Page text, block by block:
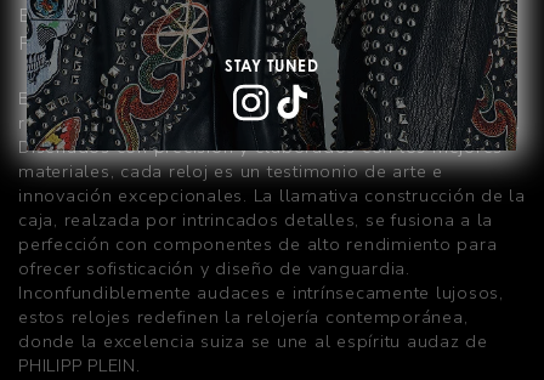
STAY TUNED
EL SABOR DE LA TRADICIÓN Y LA VANGUARDIA
FUTURISTA
Expresión audaz de la artesanía y el lujo suizos, estos
relojes encarnan el estilo inconfundible de PHILIPP PLEIN.
Diseñados con precisión y elaborados con los mejores
materiales, cada reloj es un testimonio de arte e
innovación excepcionales. La llamativa construcción de la
caja, realzada por intrincados detalles, se fusiona a la
perfección con componentes de alto rendimiento para
ofrecer sofisticación y diseño de vanguardia.
Inconfundiblemente audaces e intrínsecamente lujosos,
estos relojes redefinen la relojería contemporánea,
donde la excelencia suiza se une al espíritu audaz de
PHILIPP PLEIN.